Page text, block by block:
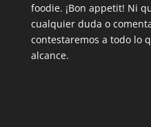
foodie. ¡Bon appetit! Ni
cualquier duda o
contestaremos a todo lo
alcance.